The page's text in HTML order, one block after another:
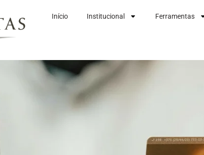
Início Institucional Ferramentas